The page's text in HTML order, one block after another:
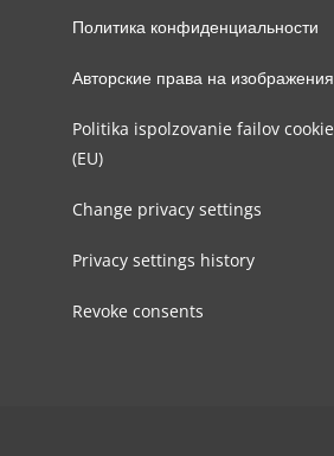
Политика конфиденциальности
Авторские права на изображения
Politika ispolzovanie failov cookie
(EU)
Change privacy settings
Privacy settings history
Revoke consents